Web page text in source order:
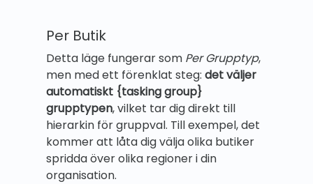
Per Butik
Detta läge fungerar som Per Grupptyp,
men med ett förenklat steg: det väljer
automatiskt {tasking group}
grupptypen, vilket tar dig direkt till
hierarkin för gruppval. Till exempel, det
kommer att låta dig välja olika butiker
spridda över olika regioner i din
organisation.